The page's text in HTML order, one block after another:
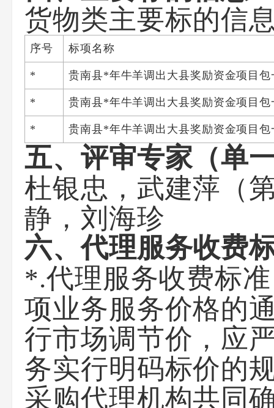
货物类主要标的信
序号 标项名称
* 贵南县*年牛羊调出大县奖励资金项目包
* 贵南县*年牛羊调出大县奖励资金项目包
* 贵南县*年牛羊调出大县奖励资金项目包
五、评审专家（单
杜银忠，武建萍（
静，刘海珍
六、代理服务收费
*.代理服务收费标
项业务服务价格的
行市场调节价，应
务实行明码标价的
采购代理机构共同